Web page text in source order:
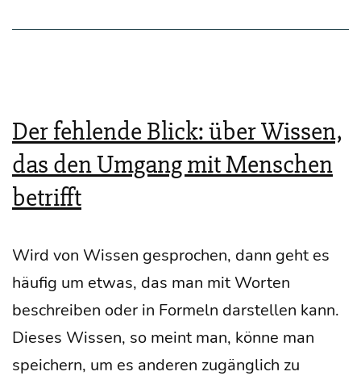
Der fehlende Blick: über Wissen,
das den Umgang mit Menschen
betrifft
Wird von Wis­sen gespro­chen, dann geht es
häu­fig um etwas, das man mit Wor­ten
beschrei­ben oder in For­meln dar­stel­len kann.
Die­ses Wis­sen, so meint man, kön­ne man
spei­chern, um es ande­ren zugäng­lich zu